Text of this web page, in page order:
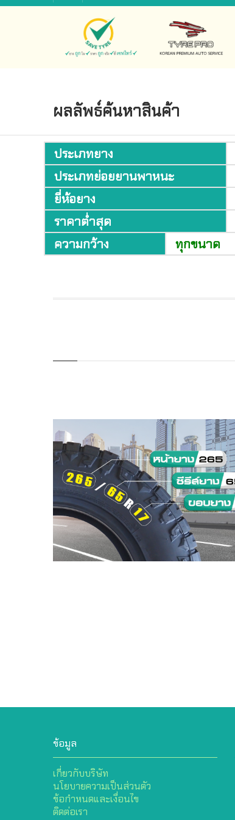
ผลลัพธ์ค้นหาสินค้า
ประเภทยาง
ประเภทย่อยยานพาหนะ
ยี่ห้อยาง
ราคาต่ำสุด
ความกว้าง
ทุกขนาด
ข้อมูล
เกี่ยวกับบริษัท
นโยบายความเป็นส่วนตัว
ข้อกำหนดและเงื่อนไข
ติดต่อเรา